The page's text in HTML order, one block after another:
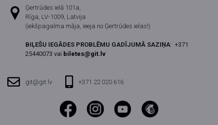
Ģertrūdes ielā 101a,
Rīga, LV-1009, Latvija
(iekšpagalma māja, ieeja no Ģertrūdes ielas!)
BIĻEŠU IEGĀDES PROBLĒMU GADĪJUMĀ SAZIŅA: +371
25440073 vai biletes@git.lv
git@git.lv +371 22 020 616